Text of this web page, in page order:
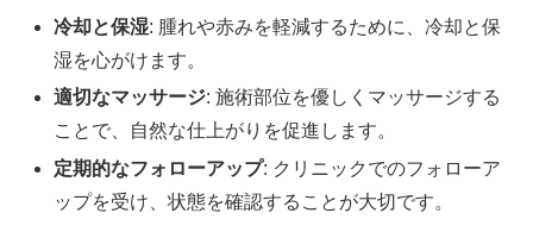
冷却と保湿: 腫れや赤みを軽減するために、冷却と保
湿を心がけます。
適切なマッサージ: 施術部位を優しくマッサージする
ことで、自然な仕上がりを促進します。
定期的なフォローアップ: クリニックでのフォローア
ップを受け、状態を確認することが大切です。